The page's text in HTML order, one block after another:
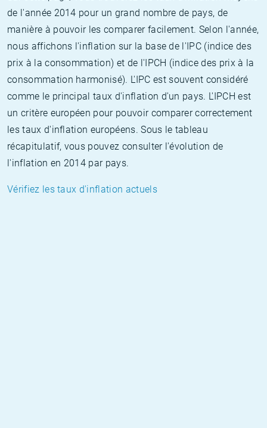
de l'année 2014 pour un grand nombre de pays, de
manière à pouvoir les comparer facilement. Selon l'année,
nous affichons l'inflation sur la base de l'IPC (indice des
prix à la consommation) et de l'IPCH (indice des prix à la
consommation harmonisé). L'IPC est souvent considéré
comme le principal taux d'inflation d'un pays. L'IPCH est
un critère européen pour pouvoir comparer correctement
les taux d'inflation européens. Sous le tableau
récapitulatif, vous pouvez consulter l'évolution de
l'inflation en 2014 par pays.
Vérifiez les taux d'inflation actuels